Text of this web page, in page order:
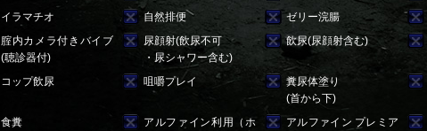
イラマチオ
自然排便 ゼリー浣腸
腟内カメラ付きバイブ
(聴診器付)
尿顔射(飲尿不可
・尿シャワー含む)
飲尿(尿顔射含む)
コップ飲尿 咀嚼プレイ
糞尿体塗り
(首から下)
食糞
アルファイン利用（ホ
アルファイン プレミア